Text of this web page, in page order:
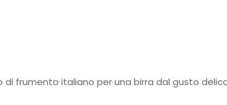
di frumento italiano per una birra dal gusto